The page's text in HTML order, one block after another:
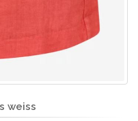
weiss